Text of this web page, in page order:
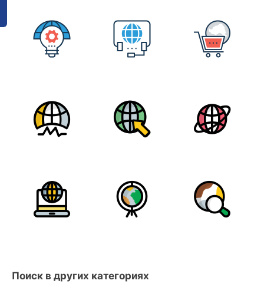
Поиск в других категориях